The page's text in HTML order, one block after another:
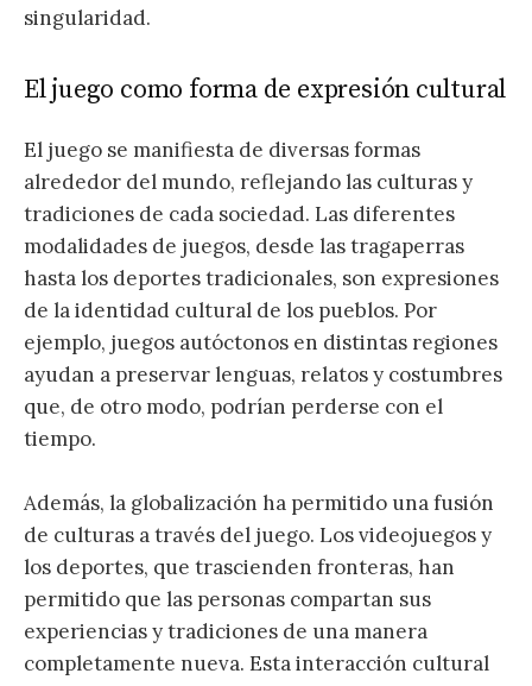
singularidad.
El juego como forma de expresión cultural
El juego se manifiesta de diversas formas
alrededor del mundo, reflejando las culturas y
tradiciones de cada sociedad. Las diferentes
modalidades de juegos, desde las tragaperras
hasta los deportes tradicionales, son expresiones
de la identidad cultural de los pueblos. Por
ejemplo, juegos autóctonos en distintas regiones
ayudan a preservar lenguas, relatos y costumbres
que, de otro modo, podrían perderse con el
tiempo.
Además, la globalización ha permitido una fusión
de culturas a través del juego. Los videojuegos y
los deportes, que trascienden fronteras, han
permitido que las personas compartan sus
experiencias y tradiciones de una manera
completamente nueva. Esta interacción cultural